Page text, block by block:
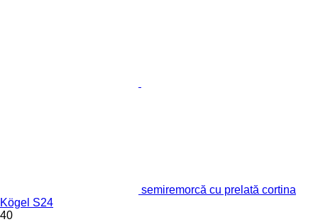
semiremorcă cu prelată cortina
Kögel S24
40